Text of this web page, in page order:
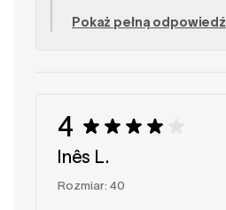
bieżnik o grubości 4 mm,
bardzo doceniamy Twoją
Zespół SHAPEN
Pokaż pełną odpowiedź
4
Inês L.
Rozmiar: 40